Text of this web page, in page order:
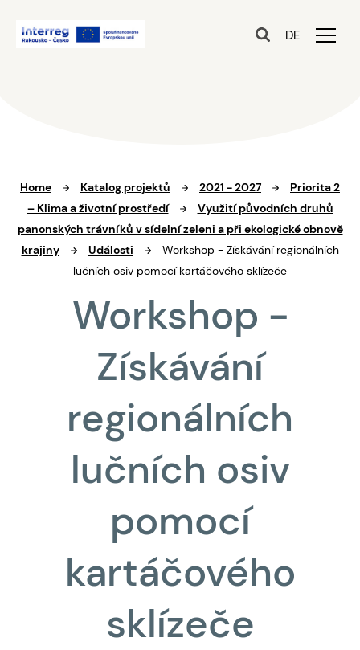
DE
Home Katalog projektů 2021 - 2027
Priorita 2
– Klima a životní prostředí
Využití původních druhů
panonských trávníků v sídelní zeleni a při ekologické obnově
krajiny
Události
Workshop - Získávání regionálních
lučních osiv pomocí kartáčového sklízeče
Workshop -
Získávání
regionálních
lučních osiv
pomocí
kartáčového
sklízeče